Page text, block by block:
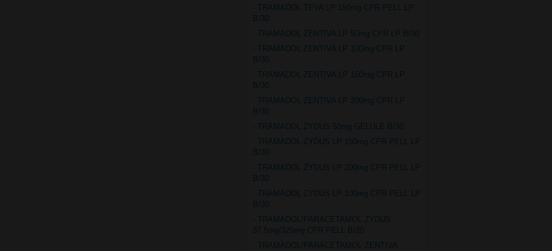
- TRAMADOL TEVA LP 150mg CPR PELL LP
B/30
- TRAMADOL ZENTIVA LP 50mg CPR LP B/30
- TRAMADOL ZENTIVA LP 100mg CPR LP
B/30
- TRAMADOL ZENTIVA LP 150mg CPR LP
B/30
- TRAMADOL ZENTIVA LP 200mg CPR LP
B/30
- TRAMADOL ZYDUS 50mg GELULE B/30
- TRAMADOL ZYDUS LP 150mg CPR PELL LP
B/30
- TRAMADOL ZYDUS LP 200mg CPR PELL LP
B/30
- TRAMADOL ZYDUS LP 100mg CPR PELL LP
B/30
- TRAMADOL/PARACETAMOL ZYDUS
37.5mg/325mg CPR PELL B/20
- TRAMADOL/PARACETAMOL ZENTIVA